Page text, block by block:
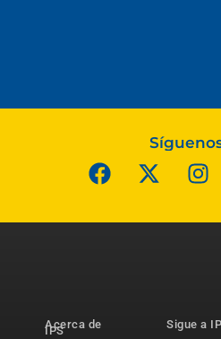
Acerca de
IPS
Sigue a